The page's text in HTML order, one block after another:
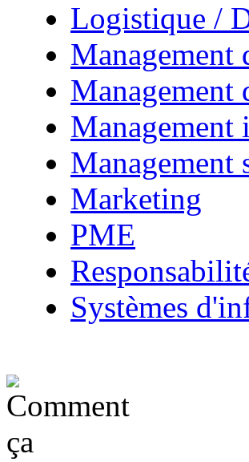
Logistique /
Management
Management
Management
Management
Marketing
PME
Systèmes